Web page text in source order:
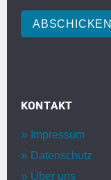
ABSCHICKEN
KONTAKT
Impressum
Datenschutz
Über uns